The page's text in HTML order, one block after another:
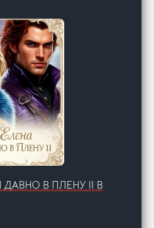
ДАВНО В ПЛЕНУ II В